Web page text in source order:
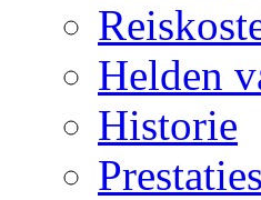
Helden
Historie